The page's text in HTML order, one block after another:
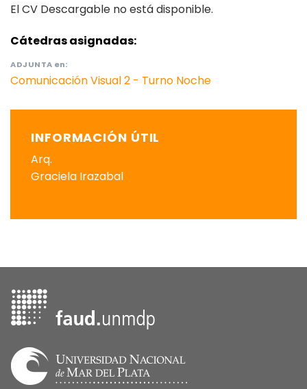
El CV Descargable no está disponible.
Cátedras asignadas:
ADJUNTA en:
Comunicación Visual 2 - Turno Noche
INFORMACIÓN ÚTIL
Arq.
Graciela Irazabal